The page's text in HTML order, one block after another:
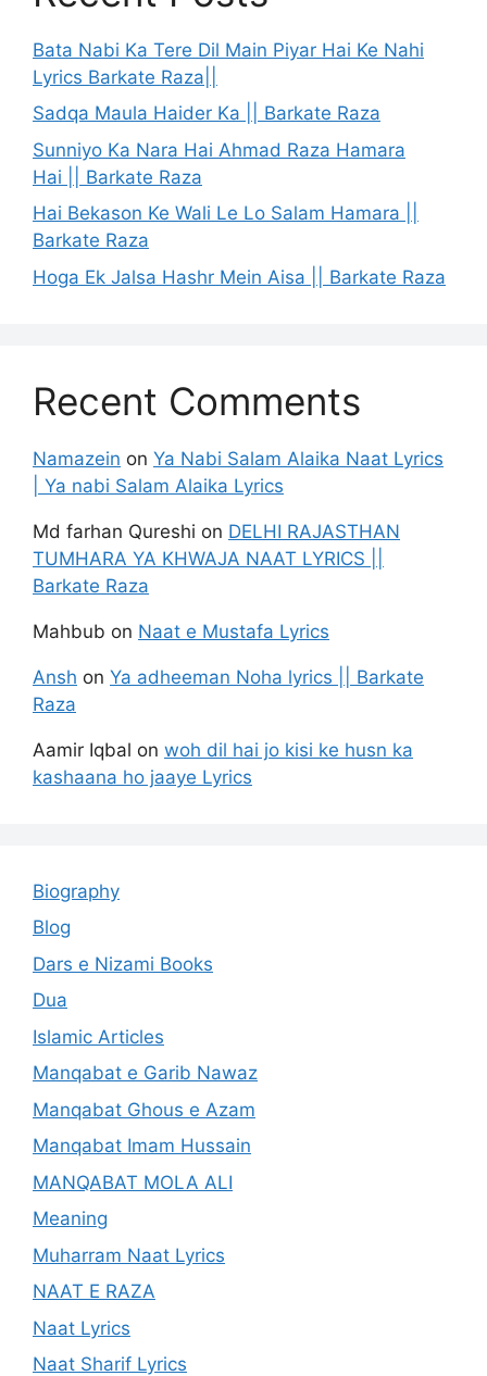
Bata Nabi Ka Tere Dil Main Piyar Hai Ke Nahi
Lyrics Barkate Raza||
Sadqa Maula Haider Ka || Barkate Raza
Sunniyo Ka Nara Hai Ahmad Raza Hamara
Hai || Barkate Raza
Hai Bekason Ke Wali Le Lo Salam Hamara ||
Barkate Raza
Hoga Ek Jalsa Hashr Mein Aisa || Barkate Raza
Recent Comments
Namazein on Ya Nabi Salam Alaika Naat Lyrics
| Ya nabi Salam Alaika Lyrics
Md farhan Qureshi on DELHI RAJASTHAN
TUMHARA YA KHWAJA NAAT LYRICS ||
Barkate Raza
Mahbub on Naat e Mustafa Lyrics
Ansh on Ya adheeman Noha lyrics || Barkate
Raza
Aamir Iqbal on woh dil hai jo kisi ke husn ka
kashaana ho jaaye Lyrics
Biography
Blog
Dars e Nizami Books
Dua
Islamic Articles
Manqabat e Garib Nawaz
Manqabat Ghous e Azam
Manqabat Imam Hussain
MANQABAT MOLA ALI
Meaning
Muharram Naat Lyrics
NAAT E RAZA
Naat Lyrics
Naat Sharif Lyrics